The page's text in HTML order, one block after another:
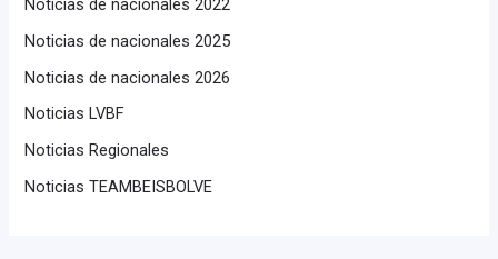
Noticias de nacionales 2022
Noticias de nacionales 2025
Noticias de nacionales 2026
Noticias LVBF
Noticias Regionales
Noticias TEAMBEISBOLVE